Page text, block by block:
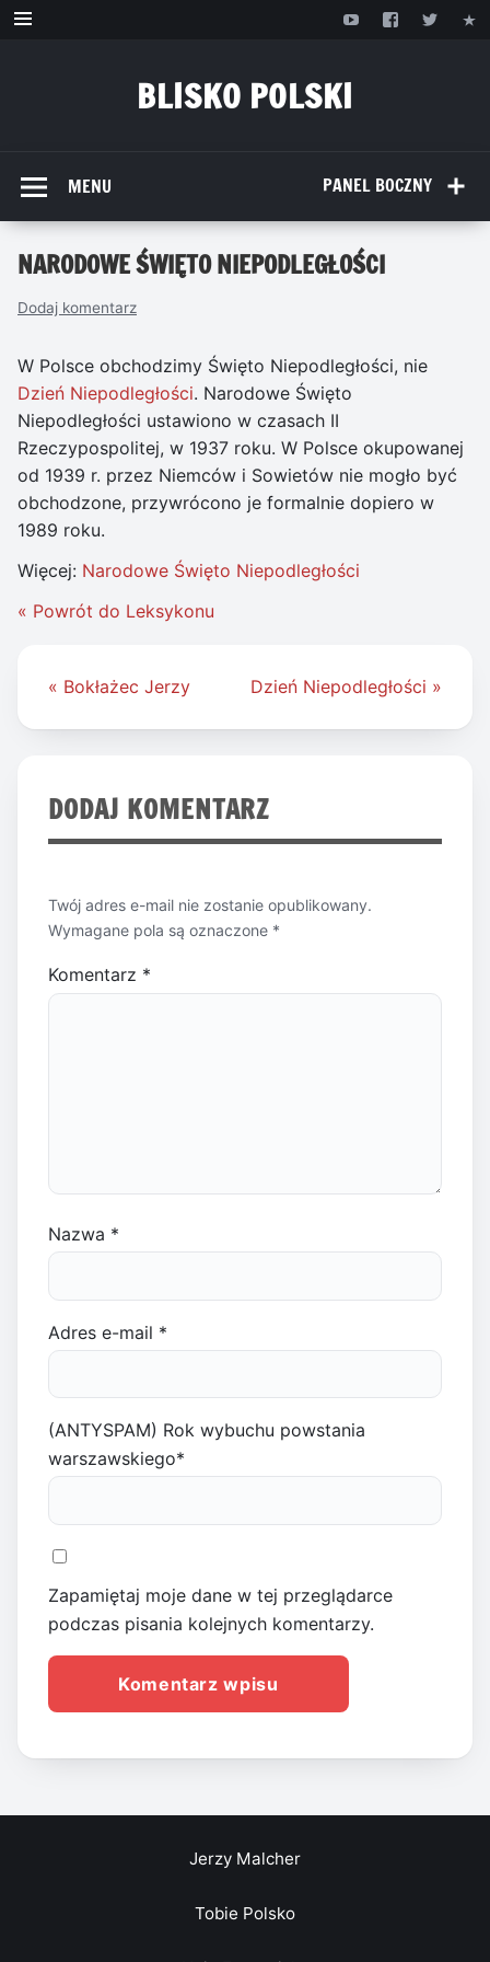
Przejdź
BLISKO POLSKI
PANEL BOCZNY
MENU
NARODOWE ŚWIĘTO NIEPODLEGŁOŚCI
Dodaj komentarz
W Polsce obchodzimy Święto Niepodległości, nie
Dzień Niepodległości. Narodowe Święto
Niepodległości ustawiono w czasach II
Rzeczypospolitej, w 1937 roku. W Polsce okupowanej
od 1939 r. przez Niemców i Sowietów nie mogło być
obchodzone, przywrócono je formalnie dopiero w
1989 roku.
Więcej: Narodowe Święto Niepodległości
« Powrót do Leksykonu
Nawigacja
« Bokłażec Jerzy Dzień Niepodległości »
DODAJ KOMENTARZ
Twój adres e-mail nie zostanie opublikowany.
Wymagane pola są oznaczone *
Komentarz *
Nazwa *
Adres e-mail *
(ANTYSPAM) Rok wybuchu powstania
warszawskiego*
Zapamiętaj moje dane w tej przeglądarce
podczas pisania kolejnych komentarzy.
Jerzy Malcher
Tobie Polsko